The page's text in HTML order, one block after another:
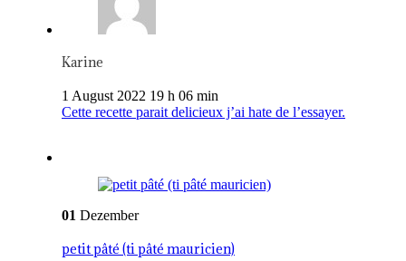
Karine
1 August 2022 19 h 06 min
Cette recette parait delicieux j’ai hate de l’essayer.
01 Dezember
petit pâté (ti pâté mauricien)